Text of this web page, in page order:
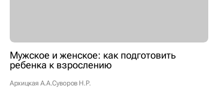
Мужское и женское: как подготовить
ребенка к взрослению
Архицкая А.А.Суворов Н.Р.